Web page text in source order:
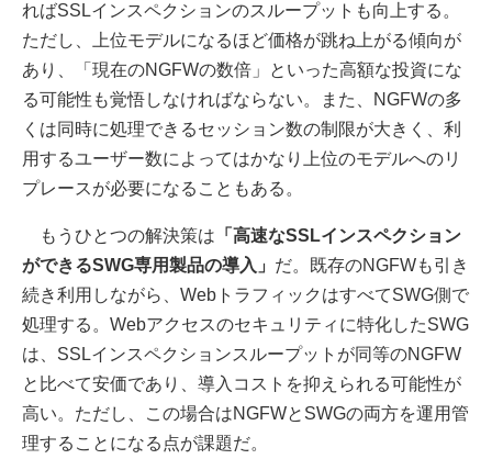
ればSSLインスペクションのスループットも向上する。
ただし、上位モデルになるほど価格が跳ね上がる傾向が
あり、「現在のNGFWの数倍」といった高額な投資にな
る可能性も覚悟しなければならない。また、NGFWの多
くは同時に処理できるセッション数の制限が大きく、利
用するユーザー数によってはかなり上位のモデルへのリ
プレースが必要になることもある。
もうひとつの解決策は 「高速なSSLインスペクション
ができるSWG専用製品の導入」 だ。既存のNGFWも引き
続き利用しながら、WebトラフィックはすべてSWG側で
処理する。Webアクセスのセキュリティに特化したSWG
は、SSLインスペクションスループットが同等のNGFW
と比べて安価であり、導入コストを抑えられる可能性が
高い。ただし、この場合はNGFWとSWGの両方を運用管
理することになる点が課題だ。